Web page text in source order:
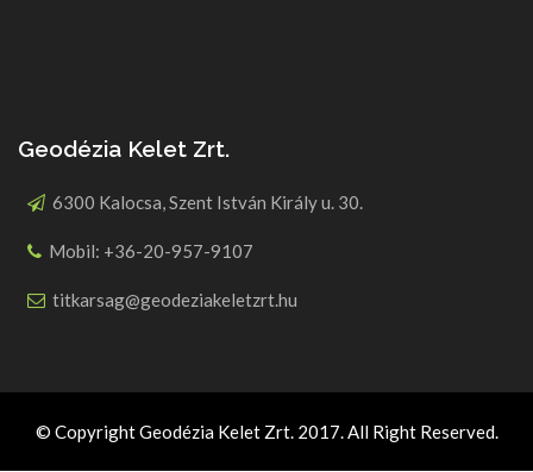
Geodézia Kelet Zrt.
6300 Kalocsa, Szent István Király u. 30.
Mobil: +36-20-957-9107
titkarsag@geodeziakeletzrt.hu
© Copyright Geodézia Kelet Zrt. 2017. All Right Reserved.